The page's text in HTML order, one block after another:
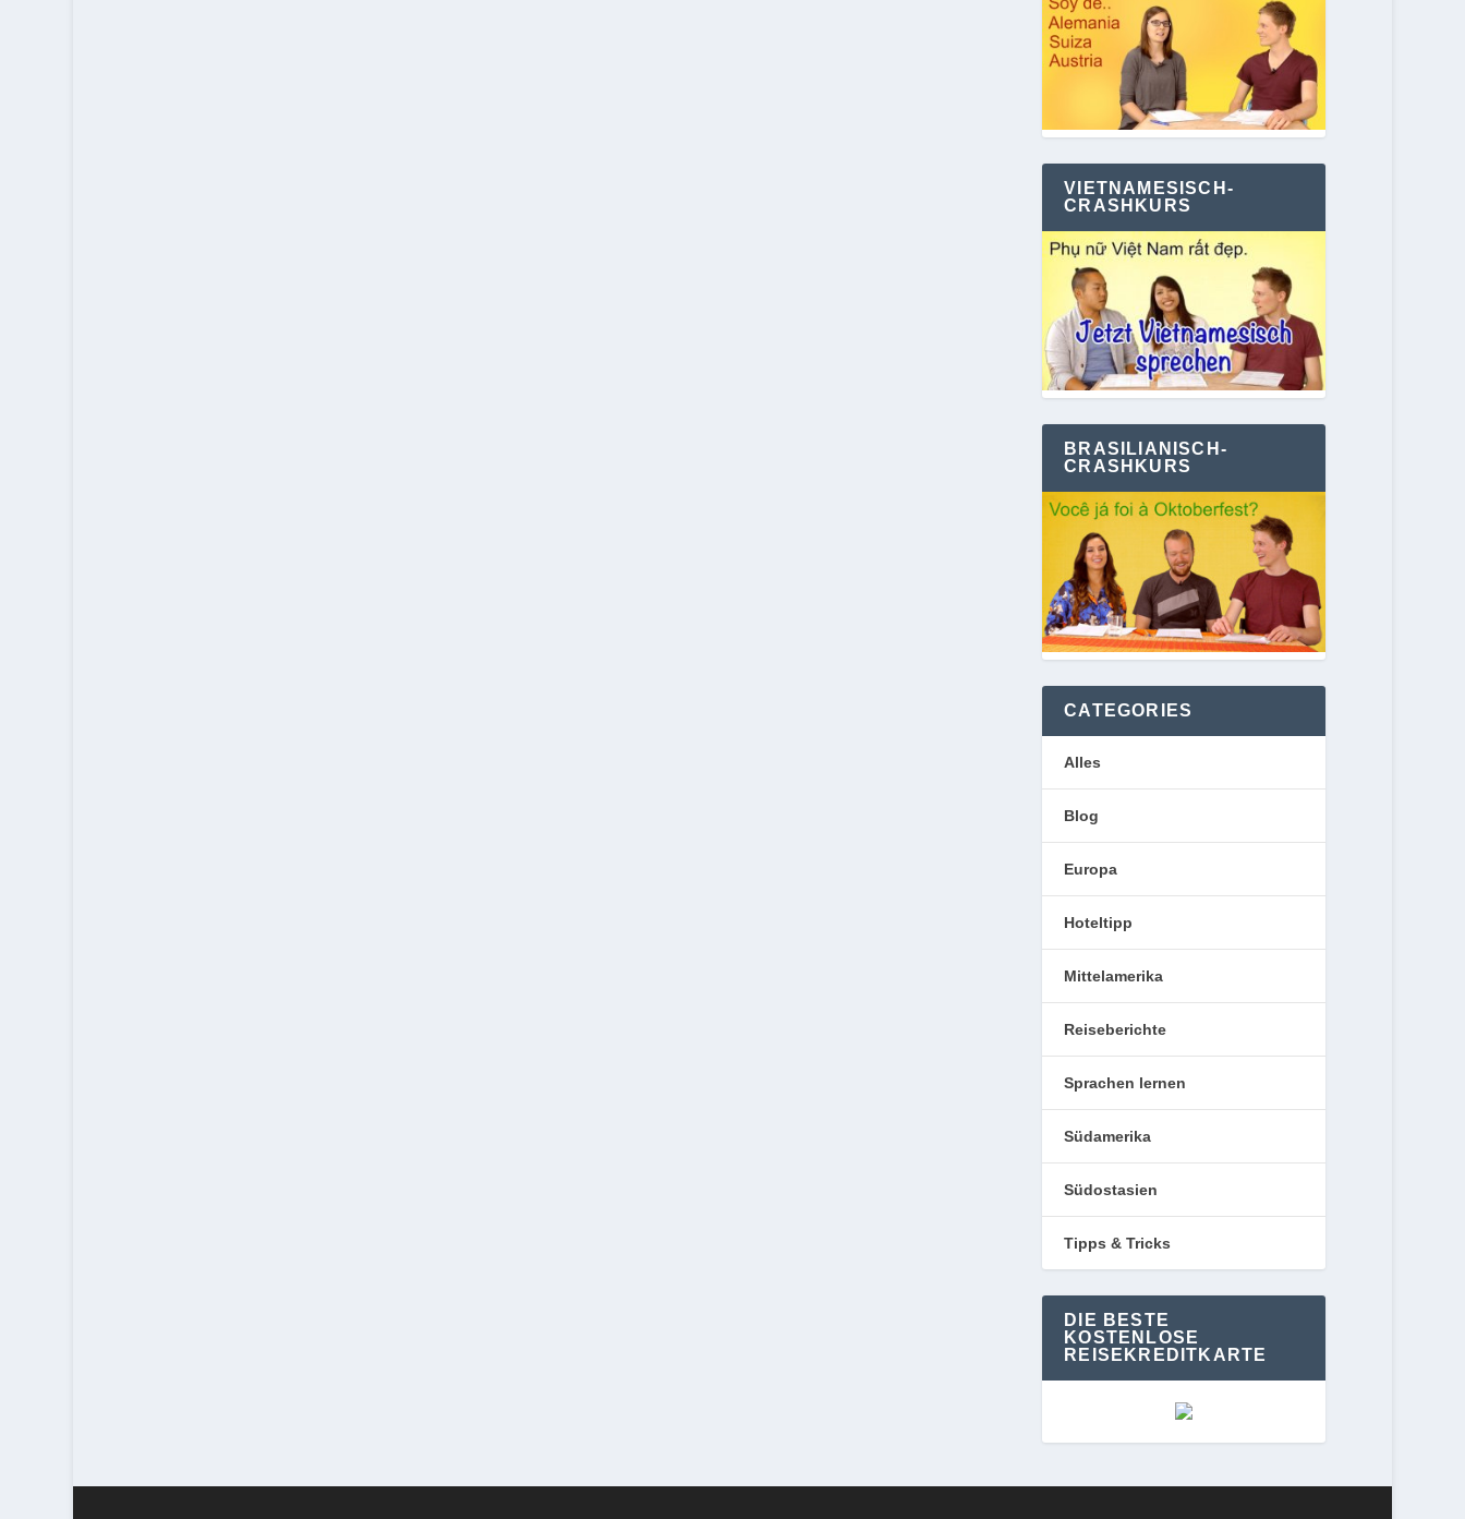
VIETNAMESISCH-
CRASHKURS
BRASILIANISCH-
CRASHKURS
CATEGORIES
Alles
Blog
Europa
Hoteltipp
Mittelamerika
Reiseberichte
Sprachen lernen
Südamerika
Südostasien
Tipps & Tricks
DIE BESTE
KOSTENLOSE
REISEKREDITKARTE